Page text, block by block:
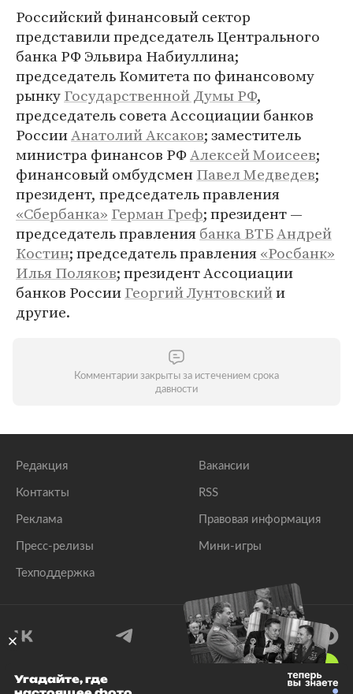
Российский финансовый сектор
представили председатель Центрального
банка РФ Эльвира Набиуллина;
председатель Комитета по финансовому
рынкуГосударственной Думы РФ,
председатель совета Ассоциации банков
РоссииАнатолий Аксаков; заместитель
министра финансов РФАлексей Моисеев;
финансовый омбудсменПавел Медведев;
президент, председатель правления
«Сбербанка» Герман Греф; президент —
председатель правлениябанка ВТБАндрей
Костин; председатель правления«Росбанк»
Илья Поляков; президент Ассоциации
банков РоссииГеоргий Лунтовскийи
другие.
Комментарии закрыты за истечением срока
давности
Редакция
Контакты
Реклама
Пресс-релизы
Техподдержка
Вакансии
RSS
Правовая информация
Мини-игры
© 1999–2026 Все права защищены.
Угадайте, где